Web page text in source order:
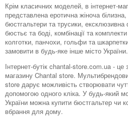
Крім класичних моделей, в інтернет-
представлена ​​еротична жіноча білизна,
бюстгальтери та трусики, ексклюзивна
бюстьє та боді, комбінації та
колготки, панчохи, гольфи та
замовити в будь-яке інше місто України.
Інтернет-бутік chantal-store.com.ua - це
магазину Chantal store.
store дарує можливість створювати
допомогою одного кліка. У будь-який
України можна купити бюстгальтер чи
вбрання для дому.